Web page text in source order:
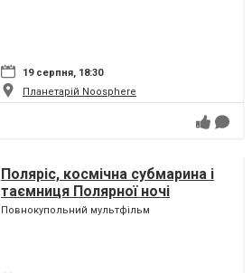
19 серпня, 18:30
Планетарій Noosphere
Поляріс, космічна субмарина і
таємниця Полярної ночі
Повнокупольний мультфільм